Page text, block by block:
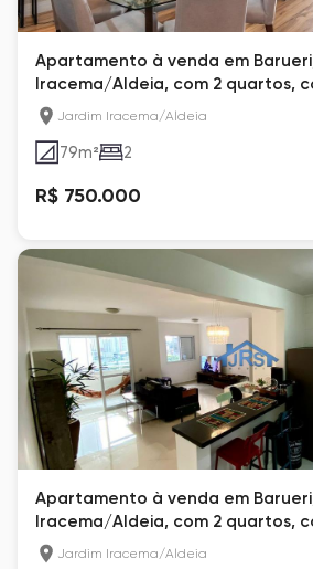
Apartamento à venda em
Iracema/Aldeia, com 2 quartos,
Reserva Akauan
Jardim Iracema/Aldeia
79m² 2
R$ 750.000
Apartamento à venda em
Iracema/Aldeia, com 2 quartos,
Reserva Akauan
Jardim Iracema/Aldeia